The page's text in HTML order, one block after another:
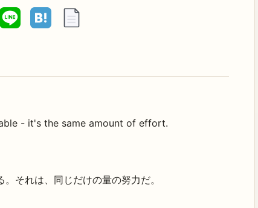
- it's the same amount of effort.
それは、同じだけの量の努力だ。